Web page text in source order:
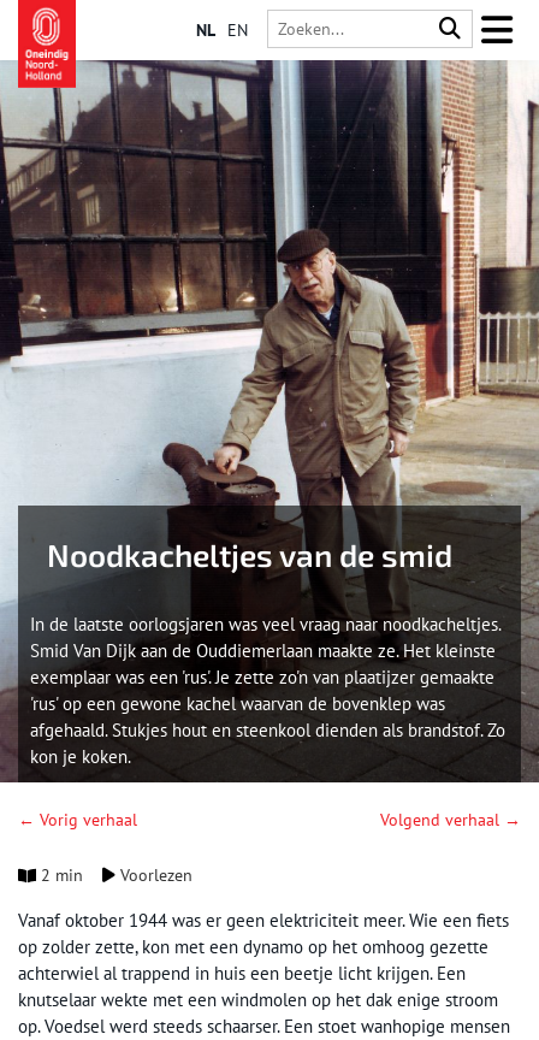
NL EN
Noodkacheltjes van de smid
In de laatste oorlogsjaren was veel vraag naar noodkacheltjes.
Smid Van Dijk aan de Ouddiemerlaan maakte ze. Het kleinste
exemplaar was een 'rus'. Je zette zo'n van plaatijzer gemaakte
'rus' op een gewone kachel waarvan de bovenklep was
afgehaald. Stukjes hout en steenkool dienden als brandstof. Zo
kon je koken.
← Vorig verhaal Volgend verhaal →
2 min Voorlezen
Vanaf oktober 1944 was er geen elektriciteit meer. Wie een fiets
op zolder zette, kon met een dynamo op het omhoog gezette
achterwiel al trappend in huis een beetje licht krijgen. Een
knutselaar wekte met een windmolen op het dak enige stroom
op. Voedsel werd steeds schaarser. Een stoet wanhopige mensen